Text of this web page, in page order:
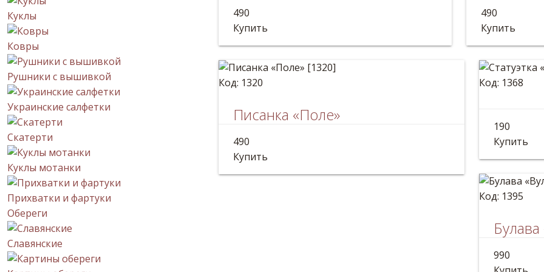
Куклы
Ковры
Рушники с вышивкой
Украинские салфетки
Скатерти
Куклы мотанки
Прихватки и фартуки
Обереги
Славянские
Расписное яйцо на дереве ручной работы.
Размер: 13*7см
490
Купить
Украинская
Размер:
490
Купить
Код: 1320
Писанка «Поле»
Яйцо деревянное расписное - ручная работа.
Размер: 13*7см
490
Купить
Код: 1368
Высота:
190
Купить
Код: 1395
Булава
Булава
Длина:50см
990